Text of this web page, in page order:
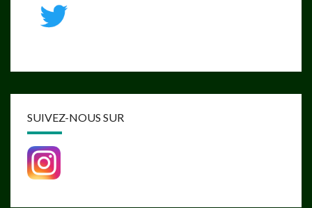
SUIVEZ-NOUS SUR